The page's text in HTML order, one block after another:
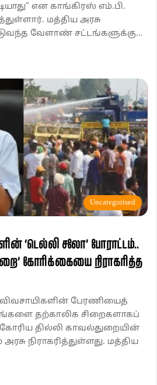
என காங்கிரஸ் எம்.பி.
மத்திய அரசு
வேளாண் சட்டங்களுக்கு…
Uncategorised
‘டெல்லி சலோ’ போராட்டம்..
கோரிக்கையை நிராகரித்த
பேரணியைத்
தற்காலிக சிறைகளாகப்
தில்லி காவல்துறையின்
நிராகரித்துள்ளது. மத்திய